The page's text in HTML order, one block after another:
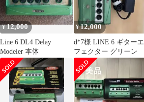
¥12,000
Line 6 DL4 Delay
Modeler 本体
¥12,000
d*7様 LINE 6 ギターエ
フェクター グリーン